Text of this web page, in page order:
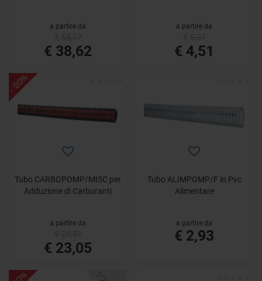
a partire da
€ 38,62
a partire da
€ 4,51
- 20%
Tubo CARBOPOMP/MI5C per
Adduzione di Carburanti
a partire da
€ 23,05
Tubo ALIMPOMP/F in Pvc
Alimentare
a partire da
€ 2,93